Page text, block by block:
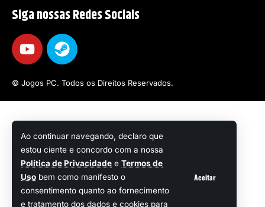
Ao continuar navegando, declaro que
estou ciente e concordo com a nossa
Política de Privacidade e Termos de
Uso bem como manifesto o
consentimento quanto ao fornecimento
e tratamento dos dados e cookies para
Aceitar
Siga nossas Redes Sociais
© Jogos PC. Todos os Direitos Reservados.